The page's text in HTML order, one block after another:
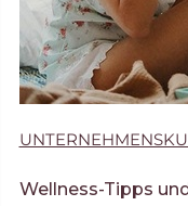
Wellness-Tipps